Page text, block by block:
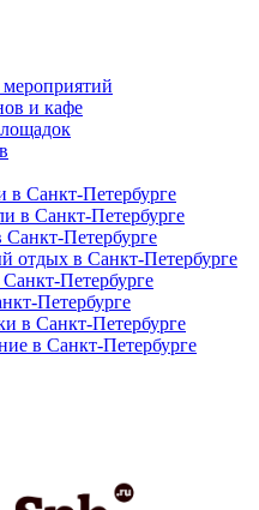
и кафе
в Санкт-Петербурге
в Санкт-Петербурге
Санкт-Петербурге
отдых в Санкт-Петербурге
Петербурге
Петербурге
в Санкт-Петербурге
в Санкт-Петербурге